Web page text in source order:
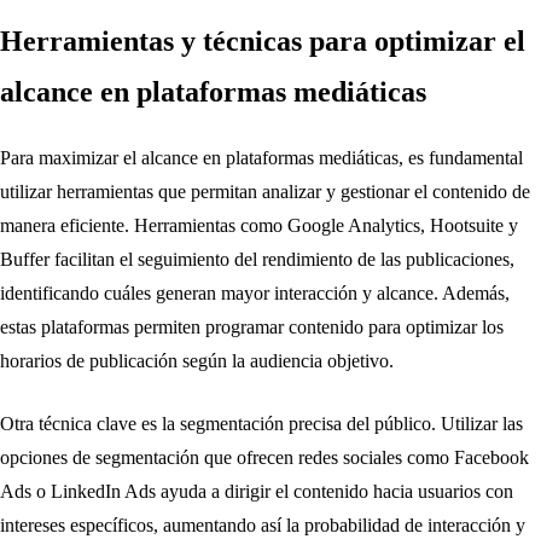
Herramientas y técnicas para optimizar el
alcance en plataformas mediáticas
Para maximizar el alcance en plataformas mediáticas, es fundamental
utilizar herramientas que permitan analizar y gestionar el contenido de
manera eficiente. Herramientas como Google Analytics, Hootsuite y
Buffer facilitan el seguimiento del rendimiento de las publicaciones,
identificando cuáles generan mayor interacción y alcance. Además,
estas plataformas permiten programar contenido para optimizar los
horarios de publicación según la audiencia objetivo.
Otra técnica clave es la segmentación precisa del público. Utilizar las
opciones de segmentación que ofrecen redes sociales como Facebook
Ads o LinkedIn Ads ayuda a dirigir el contenido hacia usuarios con
intereses específicos, aumentando así la probabilidad de interacción y